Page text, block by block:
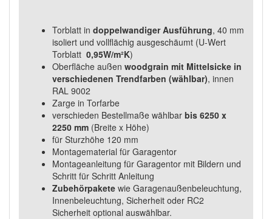
Torblatt in doppelwandiger Ausführung, 40 mm
isoliert und vollflächig ausgeschäumt (U-Wert
Torblatt 0,95W/m²K)
Oberfläche außen woodgrain mit Mittelsicke in
verschiedenen Trendfarben (wählbar), innen
RAL 9002
Zarge in Torfarbe
verschieden Bestellmaße wählbar bis 6250 x
2250 mm (Breite x Höhe)
für Sturzhöhe 120 mm
Montagematerial für Garagentor
Montageanleitung für Garagentor mit Bildern und
Schritt für Schritt Anleitung
Zubehörpakete wie Garagenaußenbeleuchtung,
Innenbeleuchtung, Sicherheit oder RC2
Sicherheit optional auswählbar.